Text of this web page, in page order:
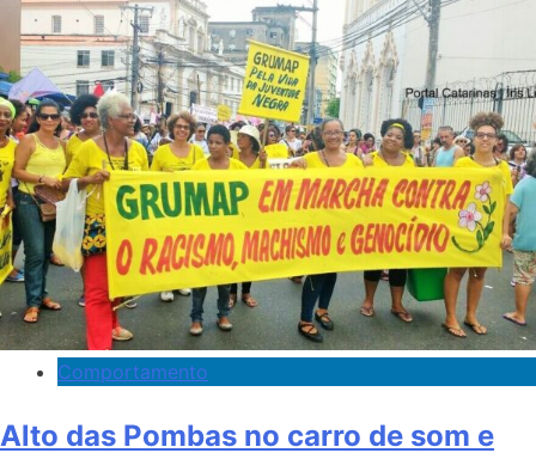
Comportamento
Alto das Pombas no carro de som e